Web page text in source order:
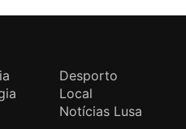
Desporto
Local
Notícias Lusa